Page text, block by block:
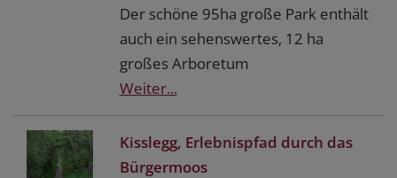
Der schöne 95ha große Park enthält
auch ein sehenswertes, 12 ha
großes Arboretum
Weiter...
Kisslegg, Erlebnispfad durch das
Bürgermoos